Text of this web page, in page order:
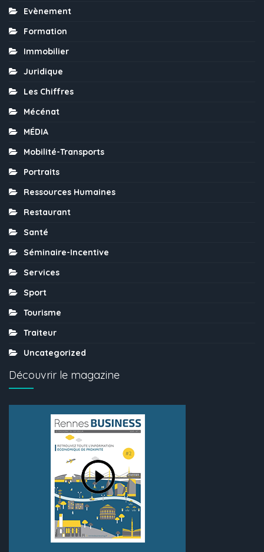
Evènement
Formation
Immobilier
Juridique
Les Chiffres
Mécénat
MÉDIA
Mobilité-Transports
Portraits
Ressources Humaines
Restaurant
Santé
Séminaire-Incentive
Services
Sport
Tourisme
Traiteur
Uncategorized
Découvrir le magazine